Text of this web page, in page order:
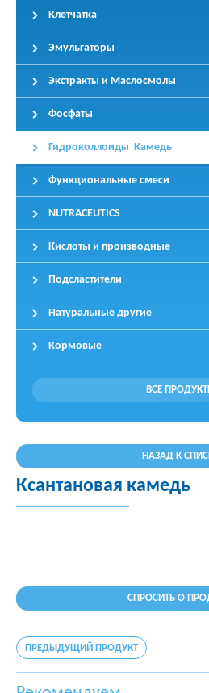
Клетчатка
Эмульгаторы
Экстракты и Маслосмолы
Фосфаты
Гидроколлоиды Камедь
Функциональные смеси
NUTRACEUTICS
Кислоты и производные
Подсластители
Натуральные другие
Кормовые
ВСЕ
НАЗАД К
Ксантановая камедь
СПРОСИТЬ О
ПРЕДЫДУЩИЙ ПРОДУКТ